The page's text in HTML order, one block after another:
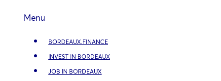
Menu
BORDEAUX.FINANCE
INVEST IN BORDEAUX
JOB IN BORDEAUX